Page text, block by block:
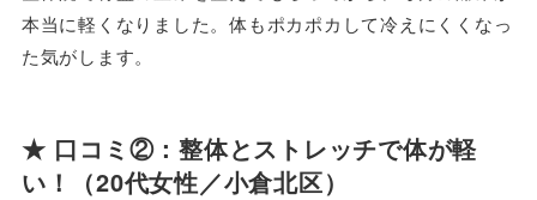
本当に軽くなりました。体もポカポカして冷えにくくなっ
た気がします。
★ 口コミ②：整体とストレッチで体が軽
い！（20代女性／小倉北区）